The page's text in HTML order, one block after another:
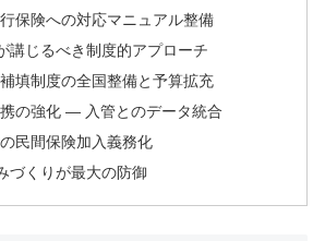
保険への対応マニュアル整備
講じるべき制度的アプローチ
填制度の全国整備と予算拡充
の強化 ― 入管とのデータ統合
民間保険加入義務化
づくりが最大の防御